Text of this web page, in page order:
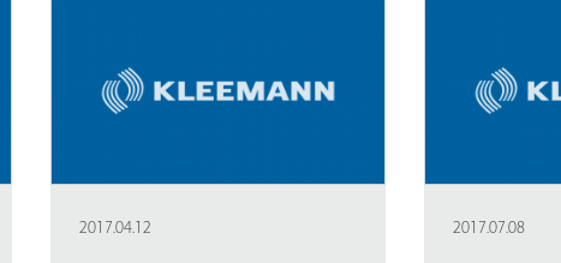
2017.04.12 2017.07.08